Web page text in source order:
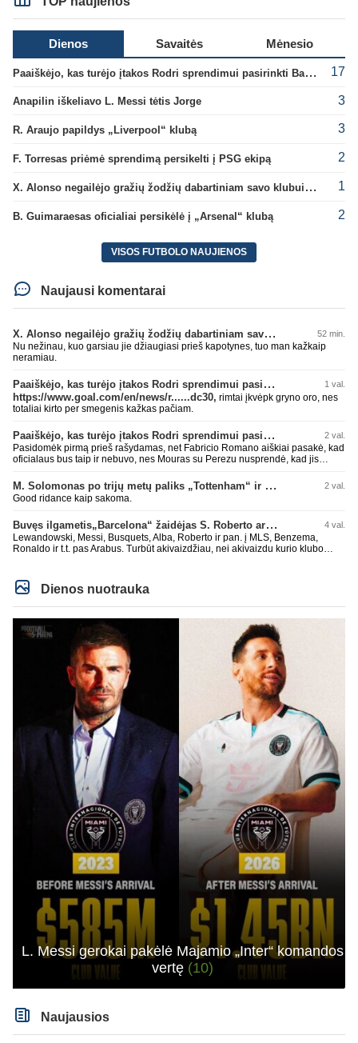
Dienos Savaitės Mėnesio
Paaiškėjo, kas turėjo įtakos Rodri sprendimui pasirinkti Barselonos pusę 17
Anapilin iškeliavo L. Messi tėtis Jorge 3
R. Araujo papildys „Liverpool“ klubą 3
F. Torresas priėmė sprendimą persikelti į PSG ekipą 2
X. Alonso negailėjo gražių žodžių dabartiniam savo klubui „Chelsea“ 1
B. Guimaraesas oficialiai persikėlė į „Arsenal“ klubą 2
VISOS FUTBOLO NAUJIENOS
Naujausi komentarai
X. Alonso negailėjo gražių žodžių dabartiniam savo klubui „Chelsea“ 52 min.
Nu nežinau, kuo garsiau jie džiaugiasi prieš kapotynes, tuo man kažkaip
neramiau.
Paaiškėjo, kas turėjo įtakos Rodri sprendimui pasirinkti Barselonos pusę 1 val.
https://www.goal.com/en/news/r......dc30, rimtai įkvėpk gryno oro, nes
totaliai kirto per smegenis kažkas pačiam.
Paaiškėjo, kas turėjo įtakos Rodri sprendimui pasirinkti Barselonos pusę 2 val.
Pasidomėk pirmą prieš rašydamas, net Fabricio Romano aiškiai pasakė, kad
oficialaus bus taip ir nebuvo, nes Mouras su Perezu nusprendė, kad jis
surasti info ar buvo oficialus bid. Atsakymas: Ne, oficialaus raštiško
pasiūlymo (official bid) Madrido „Real“ Mančesterio „City“ klubui už Rodri dar
nepateikė. ​Nors žiniasklaidoje (pvz., The Athletic, Diario AS) garsiai kalbama
kontaktus su žaidėjo stovykla ar „City“ vadovais, oficialus formalus
pasiūlymas iki šiol nėra registruotas. ​Ispanijos gigantai tikrina situaciją ir
vertina galimybes, tačiau kol kas viskas vyksta tik žvalgybos ir neoficialių
M. Solomonas po trijų metų paliks „Tottenham“ ir papildys „West Ham“ klubą 2 val.
Good ridance kaip sakoma.
Buvęs ilgametis„Barcelona“ žaidėjas S. Roberto artėja link persikėlimo į MLS 4 val.
Lewandowski, Messi, Busquets, Alba, Roberto ir pan. į MLS, Benzema,
Ronaldo ir t.t. pas Arabus. Turbūt akivaizdžiau, nei akivaizdu kurio klubo
Dienos nuotrauka
L. Messi gerokai pakėlė Majamio „Inter“ komandos
vertę (10)
Naujausios